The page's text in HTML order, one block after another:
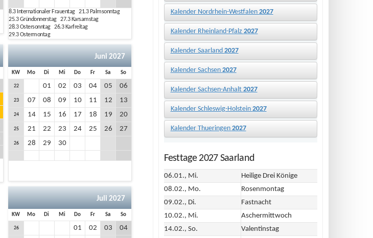
8.3Internationaler Frauentag 21.3Palmsonntag
25.3Gründonnerstag 27.3Karsamstag
28.3Ostersonntag 26.3Karfreitag
29.3Ostermontag
Juni 2027
KW Mo Di Mi Do Fr Sa So
22 01 02 03 04 05 06
23 07 08 09 10 11 12 13
24 14 15 16 17 18 19 20
25 21 22 23 24 25 26 27
26 28 29 30
Juli 2027
KW Mo Di Mi Do Fr Sa So
26 01 02 03 04
Kalender Nordrhein-Westfalen 2027
Kalender Rheinland-Pfalz 2027
Kalender Saarland 2027
Kalender Sachsen 2027
Kalender Sachsen-Anhalt 2027
Kalender Schleswig-Holstein 2027
Kalender Thueringen 2027
Festtage 2027 Saarland
06.01., Mi.
Heilige Drei Könige
08.02., Mo.
Rosenmontag
09.02., Di.
Fastnacht
10.02., Mi.
Aschermittwoch
14.02., So.
Valentinstag